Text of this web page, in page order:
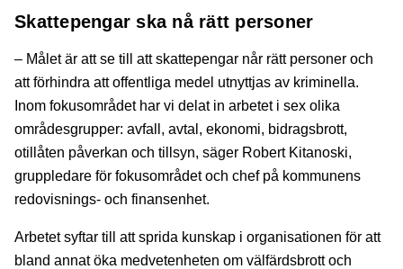
Skattepengar ska nå rätt personer
– Målet är att se till att skattepengar når rätt personer och
att förhindra att offentliga medel utnyttjas av kriminella.
Inom fokusområdet har vi delat in arbetet i sex olika
områdesgrupper: avfall, avtal, ekonomi, bidragsbrott,
otillåten påverkan och tillsyn, säger Robert Kitanoski,
gruppledare för fokusområdet och chef på kommunens
redovisnings- och finansenhet.
Arbetet syftar till att sprida kunskap i organisationen för att
bland annat öka medvetenheten om välfärdsbrott och